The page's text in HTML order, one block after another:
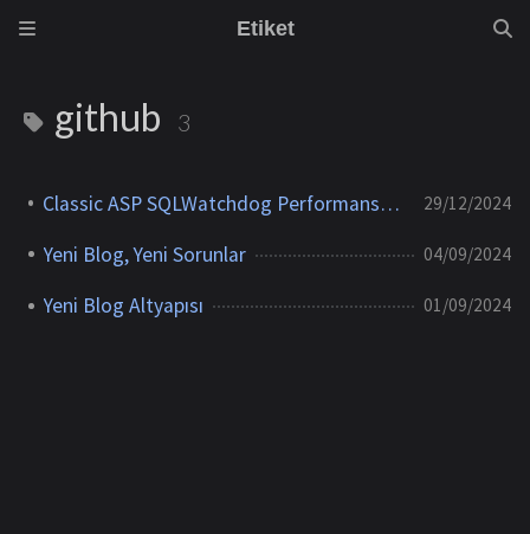
Etiket
github 3
Classic ASP SQLWatchdog Performans İzleme Aracı 29/12/2024
Yeni Blog, Yeni Sorunlar 04/09/2024
Yeni Blog Altyapısı 01/09/2024